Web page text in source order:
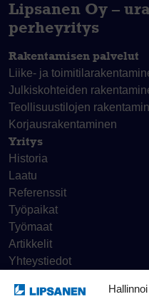
Lipsanen Oy –
perheyritys
Rakentamisen palvelut
Liike- ja
Julkiskohteiden
Teollisuustilojen
Korjaus­rakentaminen
Yritys
Historia
Laatu
Referenssit
Työpaikat
Työmaat
Artikkelit
Yhteystiedot